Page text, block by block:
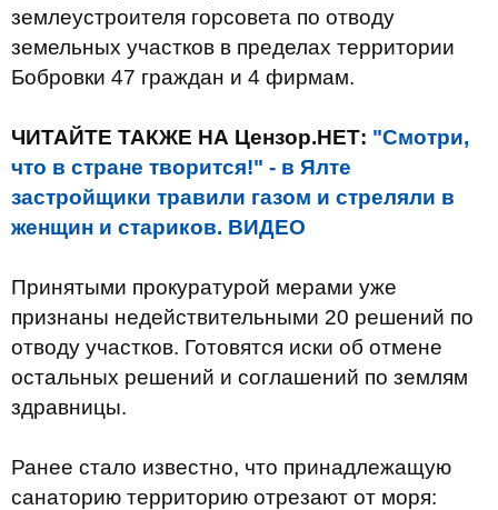
землеустроителя горсовета по отводу
земельных участков в пределах территории
Бобровки 47 граждан и 4 фирмам.
ЧИТАЙТЕ ТАКЖЕ НА Цензор.НЕТ: "Смотри,
что в стране творится!" - в Ялте
застройщики травили газом и стреляли в
женщин и стариков. ВИДЕО
Принятыми прокуратурой мерами уже
признаны недействительными 20 решений по
отводу участков. Готовятся иски об отмене
остальных решений и соглашений по землям
здравницы.
Ранее стало известно, что принадлежащую
санаторию территорию отрезают от моря: